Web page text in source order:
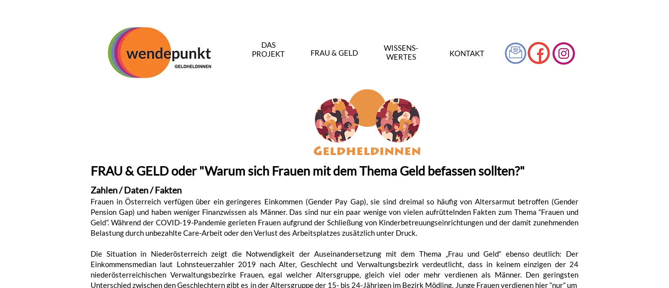
DAS
PROJEKT
FRAU & GELD
WISSENS-
WERTES
KONTAKT
FRAU & GELD oder "Warum sich Frauen mit dem Thema Geld befassen sollten?"
Zahlen / Daten / Fakten
Frauen in Österreich verfügen über ein geringeres Einkommen (Gender Pay Gap), sie sind dreimal so häufig von Altersarmut betroffen (Gender
Pension Gap) und haben weniger Finanzwissen als Männer. Das sind nur ein paar wenige von vielen aufrüttelnden Fakten zum Thema “Frauen und
Geld”. Während der COVID-19-Pandemie gerieten Frauen aufgrund der Schließung von Kinderbetreuungseinrichtungen und der damit zunehmenden
Belastung durch unbezahlte Care-Arbeit oder den Verlust des Arbeitsplatzes zusätzlich unter Druck.
Die Situation in Niederösterreich zeigt die Notwendigkeit der Auseinandersetzung mit dem Thema „Frau und Geld“ ebenso deutlich: Der
Einkommensmedian laut Lohnsteuerzahler 2019 nach Alter, Geschlecht und Verwaltungsbezirk verdeutlicht, dass in keinem einzigen der 24
niederösterreichischen Verwaltungsbezirke Frauen, egal welcher Altersgruppe, gleich viel oder mehr verdienen als Männer. Den geringsten
Unterschied zwischen den Geschlechtern gibt es in der Altersgruppe der 15- bis 24-Jährigen im Bezirk Mödling. Junge Frauen verdienen hier “nur” um